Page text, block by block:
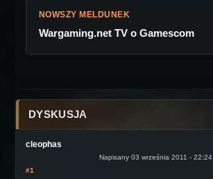
NOWSZY MELDUNEK
Wargaming.net TV o Gamescom
DYSKUSJA
cleophas
Napisany 03 września 2011 - 22:24
#1